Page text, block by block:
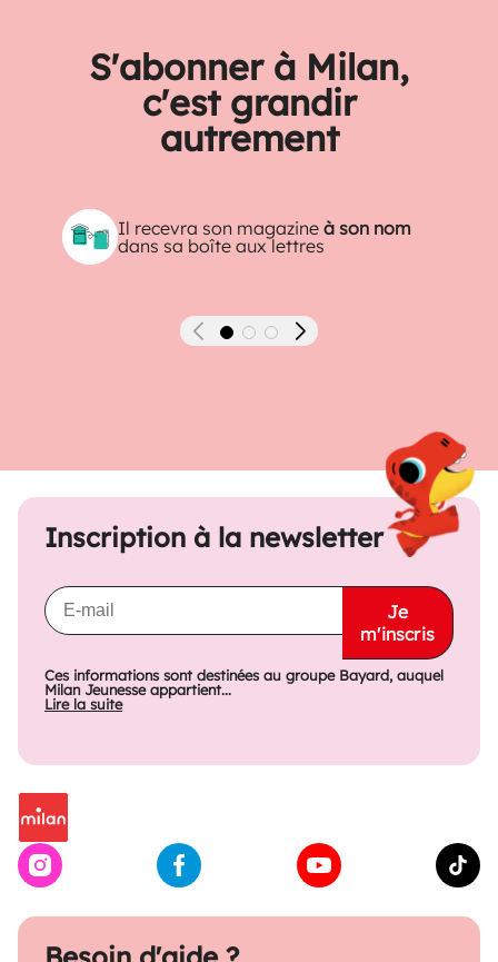
S'abonner à Milan,
c'est grandir
autrement
Il recevra son magazineà son nom
dans sa boîte aux lettres
Précédent Suivant
Inscription à la newsletter
Je
m'inscris
Ces informations sont destinées au groupe Bayard, auquel
Milan Jeunesse appartient...
Lire la suite